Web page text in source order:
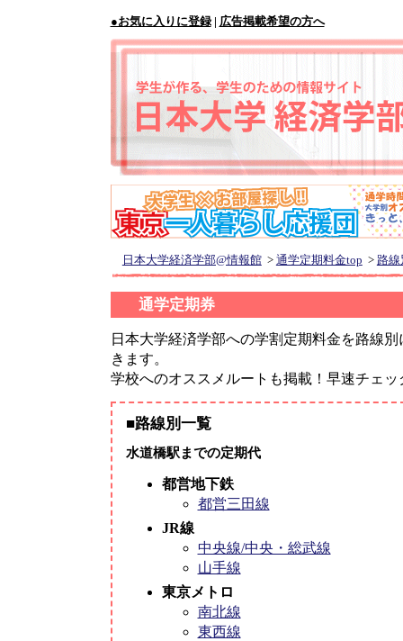
●お気に入りに登録| 広告掲載希望の方へ
日本大学経済学部@情報館 > 通学定期料金top > 路
通学定期券
日本大学経済学部への学割定期料金を路線
きます。
学校へのオススメルートも掲載！早速チェ
■路線別一覧
水道橋駅までの定期代
都営地下鉄
都営三田線
JR線
中央線/中央・総武線
山手線
東京メトロ
南北線
東西線